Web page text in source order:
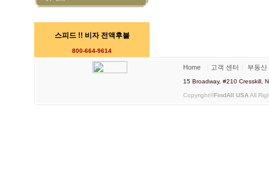
스피드 !! 비자 전액후불
800-664-9614
Home 고객 센터 부동산
15 Broadway, #210 Cresskill,
Copyright©FindAll USAAll